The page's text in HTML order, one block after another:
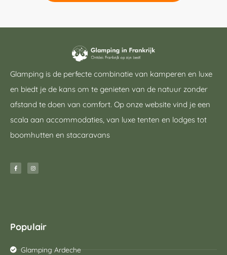
Glamping is de perfecte combinatie van kamperen en luxe
en biedt je de kans om te genieten van de natuur zonder
afstand te doen van comfort. Op onze website vind je een
scala aan accommodaties, van luxe tenten en lodges tot
boomhutten en stacaravans
Populair
Glamping Ardeche